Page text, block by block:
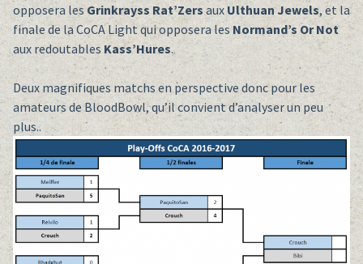
opposera les Grinkrayss Rat’Zers auxUlthuan Jewels, et la
finale de la CoCA Light qui opposera les Normand’s Or Not
aux redoutables Kass’Hures.
Deux magnifiques matchs en perspective donc pour les
amateurs de BloodBowl, qu’il convient d’analyser un peu
plus..